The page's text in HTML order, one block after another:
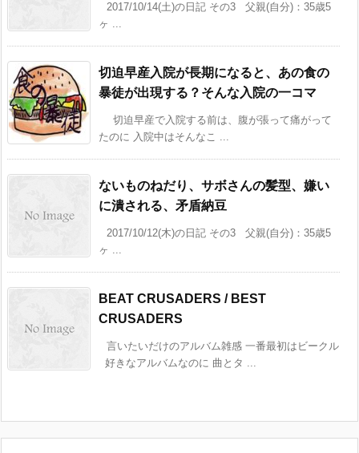
2017/10/14(土)の日記 その3 父親(自分)：35歳5
ヶ ...
切迫早産入院が長期になると、あの食の
暴徒が出現する？そんな入院の一コマ
切迫早産で入院する前は、腹が張って痛がって
たのに 入院中はそんなこ ...
ないものねだり、サボさんの髪型、嫌い
に潰される、矛盾納豆
2017/10/12(木)の日記 その3 父親(自分)：35歳5
ヶ ...
BEAT CRUSADERS / BEST
CRUSADERS
言いたいだけのアルバム雑感 一番最初はビークル
好きなアルバムなのに 曲とタ ...